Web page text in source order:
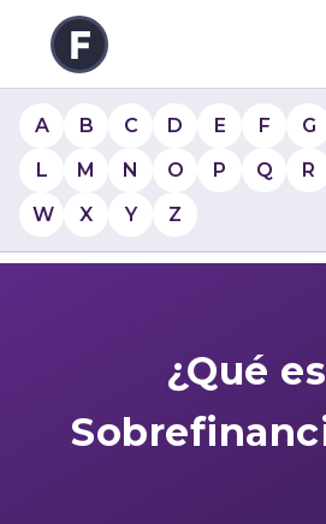
A B C D E F G
L
M N O P Q R
W
X Y Z
¿Qué